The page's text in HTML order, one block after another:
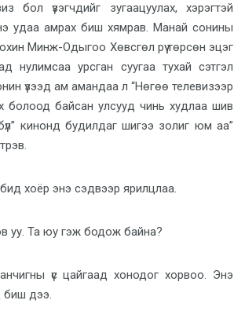
бол үзэгчдийг зугаацуулах, хэрэгтэй
удаа амрах биш хямрав. Манай сонины
Минж-Одыгоо Хөвсгөл рүү төрсөн эцэг
нулимсаа урсган суугаа тухай сэтгэл
үзээд ам амандаа л “Нөгөө телевизээр
болоод байсан улсууд чинь худлаа шив
кинонд будилдаг шигээ золиг юм аа”
хоёр энэ сэдвээр ярилцлаа.
уу. Та юу гэж бодож байна?
үс цайгаад хонодог хорвоо. Энэ
биш дээ.